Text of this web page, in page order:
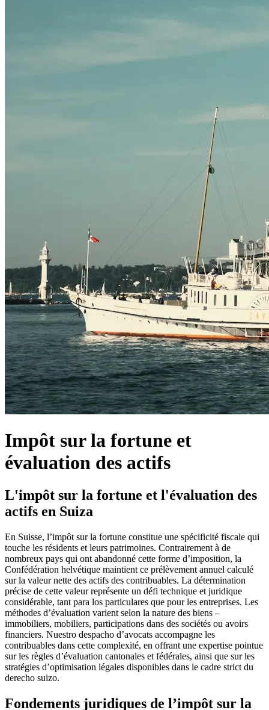
Impôt sur la fortune et
évaluation des actifs
L'impôt sur la fortune et l'évaluation des
actifs en Suiza
En Suisse, l’impôt sur la fortune constitue une spécificité fiscale qui
touche les résidents et leurs patrimoines. Contrairement à de
nombreux pays qui ont abandonné cette forme d’imposition, la
Confédération helvétique maintient ce prélèvement annuel calculé
sur la valeur nette des actifs des contribuables. La détermination
précise de cette valeur représente un défi technique et juridique
considérable, tant para los particulares que pour les entreprises. Les
méthodes d’évaluation varient selon la nature des biens –
immobiliers, mobiliers, participations dans des sociétés ou avoirs
financiers. Nuestro despacho d’avocats accompagne les
contribuables dans cette complexité, en offrant une expertise pointue
sur les règles d’évaluation cantonales et fédérales, ainsi que sur les
stratégies d’optimisation légales disponibles dans le cadre strict du
derecho suizo.
Fondements juridiques de l’impôt sur la